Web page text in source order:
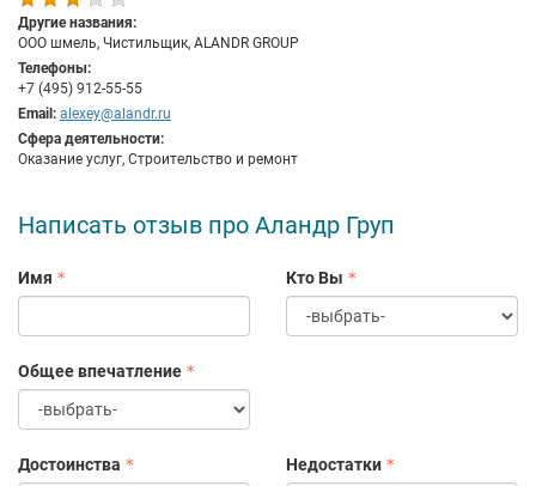
Другие названия:
ООО шмель, Чистильщик, ALANDR GROUP
Телефоны:
+7 (495) 912-55-55
Email: alexey@alandr.ru
Сфера деятельности:
Оказание услуг, Строительство и ремонт
Написать отзыв про Аландр Груп
Имя Кто Вы
Общее впечатление
Достоинства Недостатки